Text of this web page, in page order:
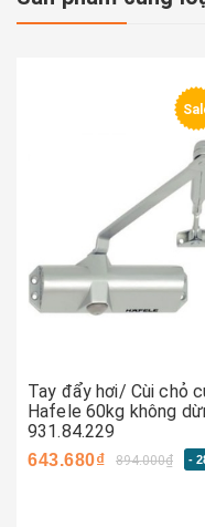
Tay đẩy hơi/ Cùi chỏ
Hafele 60kg không
931.84.229
643.680₫ 894.000₫ -